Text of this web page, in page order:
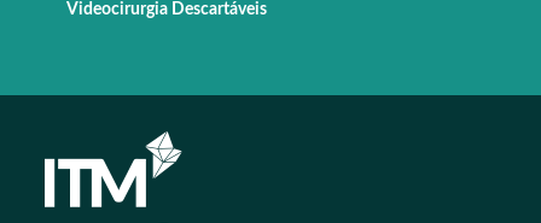
Videocirurgia Descartáveis